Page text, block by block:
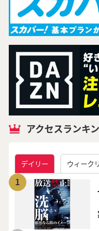
アクセスランキ
デイリー ウィーク
1